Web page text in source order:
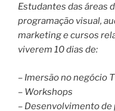
Estudantes das áreas
programação visual,
marketing e cursos
viverem 10 dias de:
– Imersão no negócio
– Workshops
– Desenvolvimento de